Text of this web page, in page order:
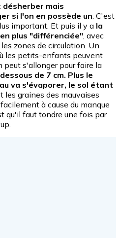
mais
si l'on en possède un . C'est
important. Et puis il y a la
plus "différenciée" , avec
zones de circulation. Un
les petits-enfants peuvent
peut s'allonger pour faire la
de 7 cm. Plus le
va s'évaporer, le sol étant
les graines des mauvaises
à cause du manque
qu'il faut tondre une fois par